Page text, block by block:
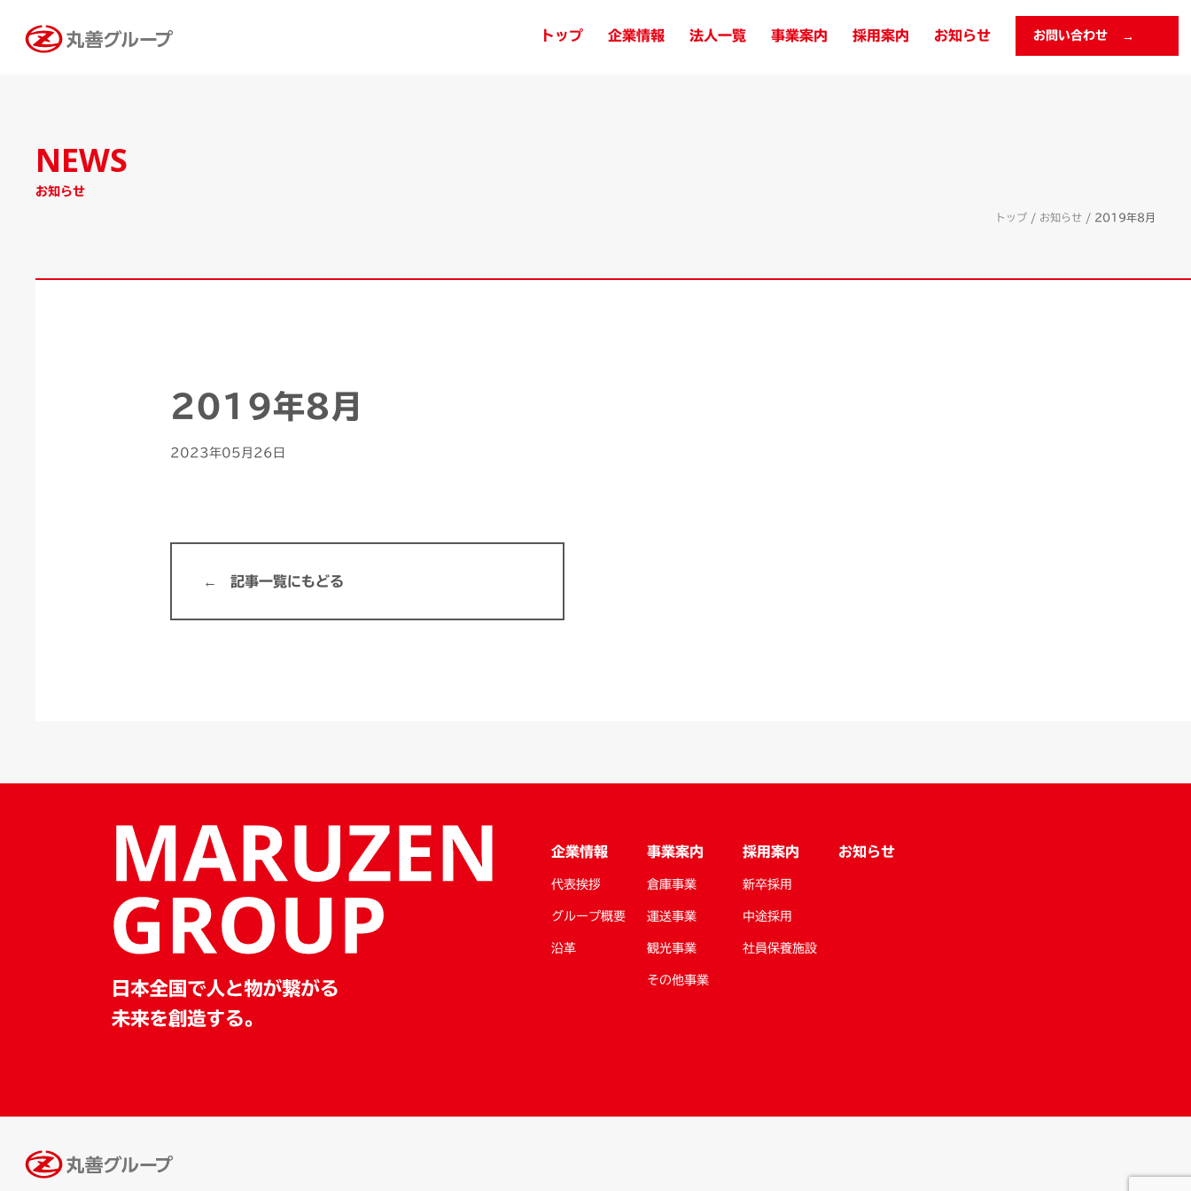
トップ 企業情報 法人一覧 事業案内 採用案内 お知らせ お問い合わせ
NEWS
お知らせ
トップ / お知らせ / 2019年8月
2019年8月
2023年05月26日
記事一覧にもどる
企業情報
代表挨拶
グループ概要
沿革
事業案内
倉庫事業
運送事業
観光事業
その他事業
採用案内
新卒採用
中途採用
社員保養施設
お知らせ